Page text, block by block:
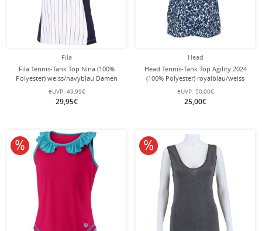
Fila
Fila Tennis-Tank Top Nina (100%
Polyester) weiss/navyblau Damen
eUVP: 49,99€
29,95€
Head
Head Tennis-Tank Top Agility 2024
(100% Polyester) royalblau/weiss
Mädchen
eUVP: 50,00€
25,00€
10% reduziert 10% reduziert